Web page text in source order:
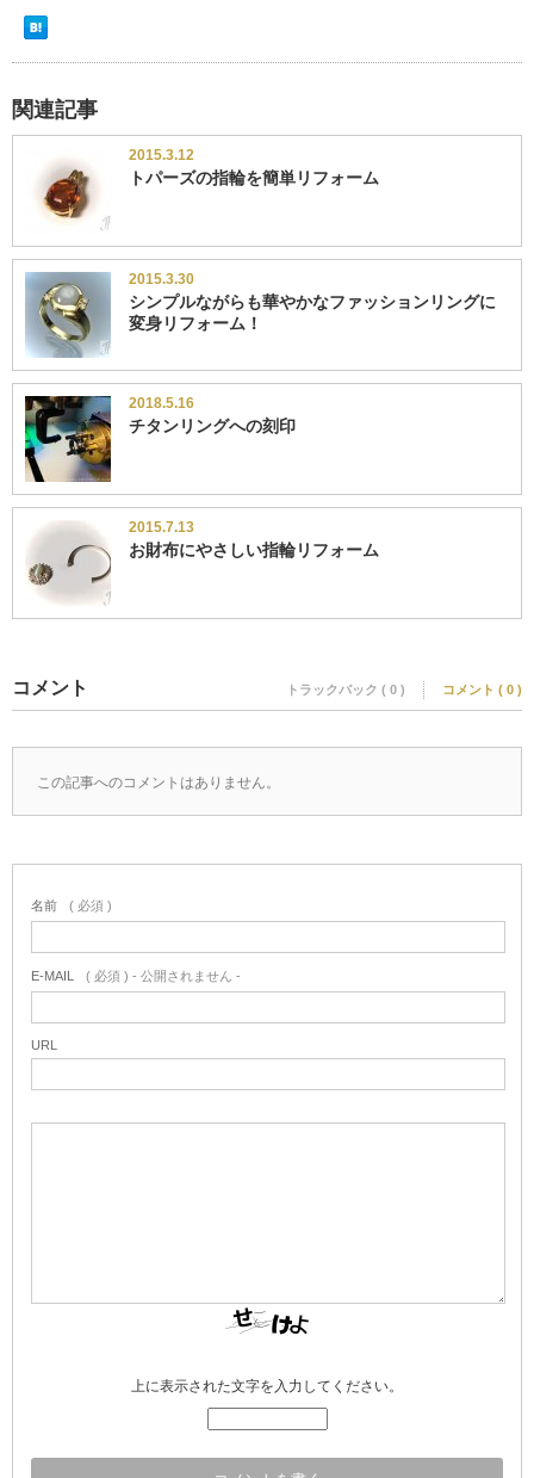
関連記事
2015.3.12
トパーズの指輪を簡単リフォーム
2015.3.30
シンプルながらも華やかなファッションリングに
変身リフォーム！
2018.5.16
チタンリングへの刻印
2015.7.13
お財布にやさしい指輪リフォーム
コメント トラックバック ( 0 ) コメント ( 0 )
この記事へのコメントはありません。
名前 ( 必須 )
E-MAIL ( 必須 ) - 公開されません -
URL
上に表示された文字を入力してください。